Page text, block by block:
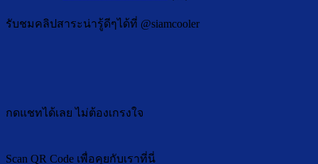
รับชมคลิปสาระน่ารู้ดีๆได้ที่ @siamcooler
กดแชทได้เลย ไม่ต้องเกรงใจ
Scan QR Code เพื่อคุยกับเราที่นี่